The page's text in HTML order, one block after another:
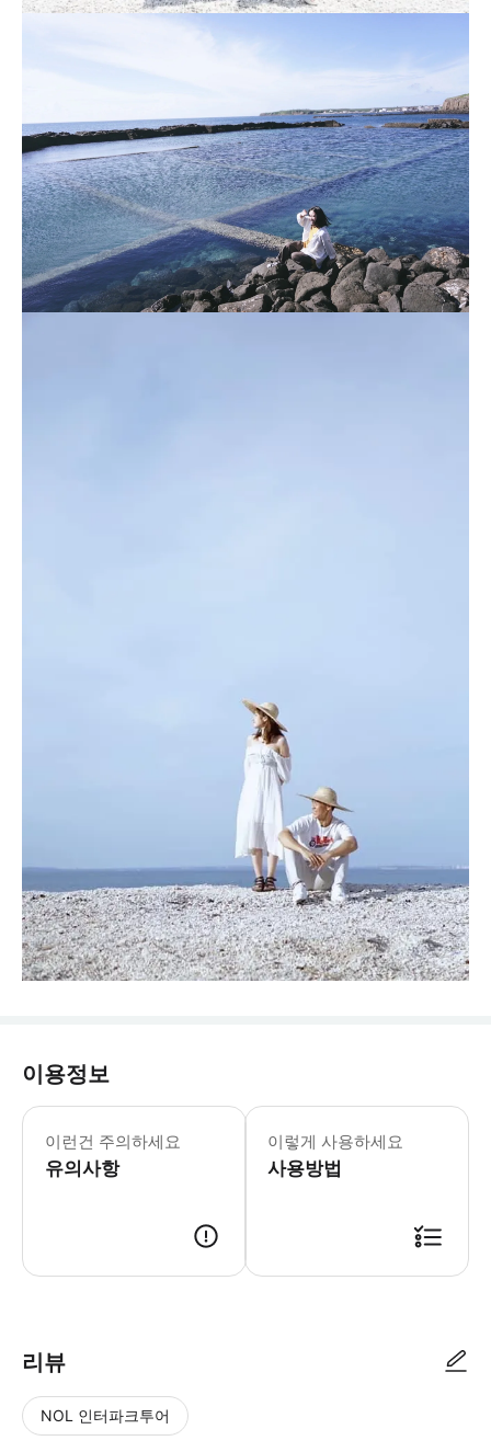
이용정보
이런건 주의하세요
유의사항
출발 1일 전 운전자 정보 제공 반려동
- 추가정보 * 차량 내 취식 가능 * 유
- 예약확정 * 예약 후 24시간 이내에
- 추가요금표 * 추가 요금은 현금으
이렇게 사용하세요
사용방법
리뷰
NOL 인터파크투어